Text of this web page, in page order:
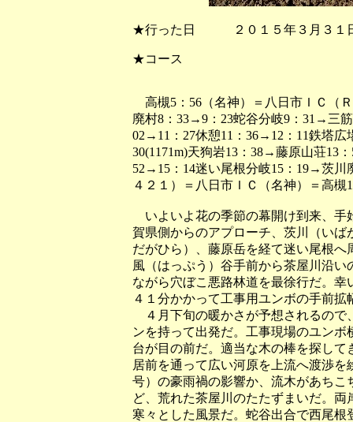
★行った日 ２０１５年３月３１
★コース
高槻5：56（名神）＝八日市ＩＣ（
廃村8：33→9：23蛇谷分岐9：31→三
02→11：27休憩11：36→12：11鉄塔広
30(1171m)天狗岩13：38→藤原山荘13
52→15：14迷い尾根分岐15：19→茨川
４２１）＝八日市ＩＣ（名神）＝高槻
いよいよ花の季節の幕開け到来、手
賀県側からのアプローチ、茨川（い
だがひら）、藤原岳を経て迷い尾根
風（はっぷう）谷手前から茶屋川沿
ながら穴ぼこ悪路林道を最徐行だ。
４１分かかって工事用ユンボの手前拡
４月下旬の暖かさが予想されるので
ンを持って出発だ。工事現場のユン
台が目の前だ。適当な木の棒を探し
居前を通って広い河原を上流へ渡渉
号）の豪雨禍の影響か、流木があち
ど、荒れた茶屋川のたたずまいだ。
寒々とした風景だ。蛇谷出合で西尾